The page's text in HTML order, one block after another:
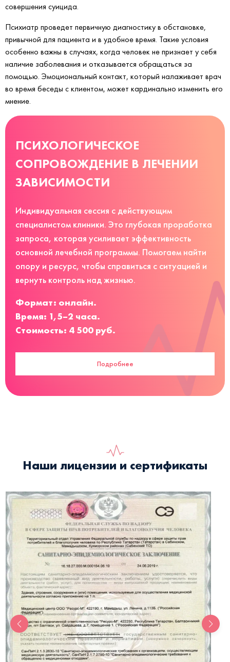
совершения суицида.
Психиатр проведет первичную диагностику в обстановке,
привычной для пациента и в удобное время. Такие условия
особенно важны в случаях, когда человек не признает у себя
наличие заболевания и отказывается обращаться за
помощью. Эмоциональный контакт, который налаживает врач
во время беседы с клиентом, может кардинально изменить его
мнение.
ПСИХОЛОГИЧЕСКОЕ
СОПРОВОЖДЕНИЕ В ЛЕЧЕНИИ
ЗАВИСИМОСТИ
Индивидуальная сессия с действующим
специалистом клиники. Это глубокая проработка
запроса, которая усиливает эффективность
основной лечебной программы. Помогаем найти
опору и ресурс, чтобы справиться с ситуацией и
вернуть контроль над жизнью.
Формат: онлайн.
Время: 1,5–2 часа.
Стоимость: 4 500 руб.
Подробнее
Наши лицензии и сертификаты